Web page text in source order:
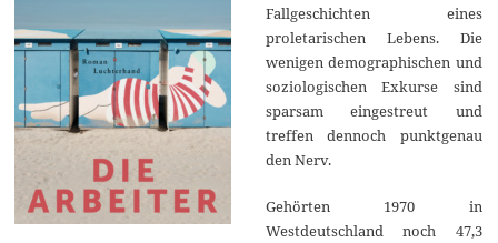
Fallgeschichten eines
proletarischen Lebens. Die
wenigen demographischen und
soziologischen Exkurse sind
sparsam eingestreut und
treffen dennoch punktgenau
den Nerv.
Gehörten 1970 in
Westdeutschland noch 47,3